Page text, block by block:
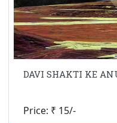
DAVI SHAKTI KE
Price: ₹ 15/-